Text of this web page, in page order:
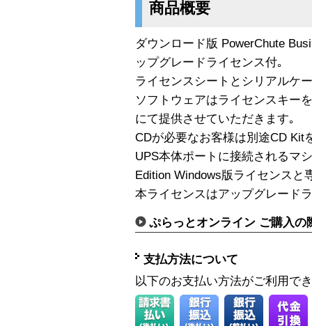
商品概要
ダウンロード版 PowerChute
ップグレードライセンス付｡
ライセンスシートとシリアルケ
ソフトウェアはライセンスキー
にて提供させていただきます｡
CDが必要なお客様は別途CD Kit
UPS本体ポートに接続されるマ
Edition Windows版ライセンスと
本ライセンスはアップグレード
ぷらっとオンライン ご購入の
支払方法について
以下のお支払い方法がご利用で